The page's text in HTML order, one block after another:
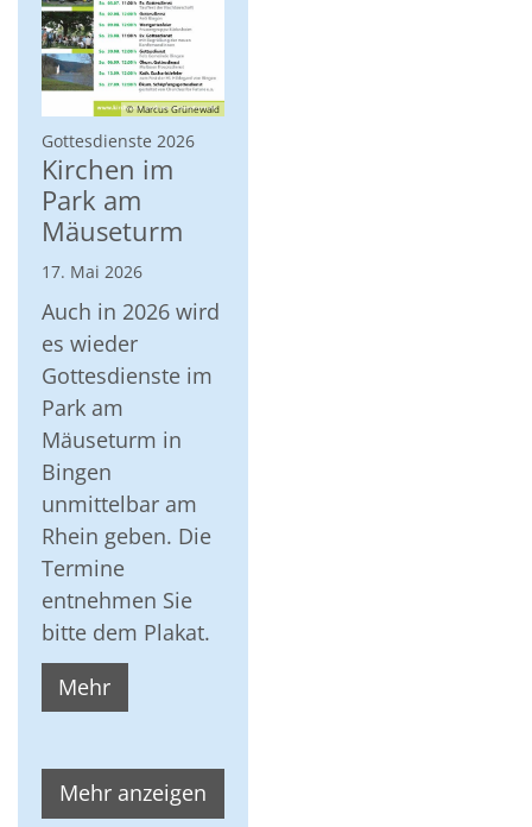
© Marcus Grünewald
Gottesdienste 2026:
Kirchen im
Park am
Mäuseturm
17. Mai 2026
Auch in 2026 wird
es wieder
Gottesdienste im
Park am
Mäuseturm in
Bingen
unmittelbar am
Rhein geben. Die
Termine
entnehmen Sie
bitte dem Plakat.
Mehr
Mehr anzeigen